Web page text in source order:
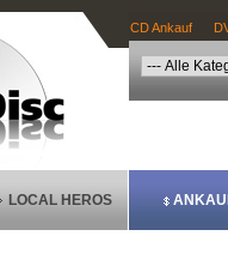
CD Ankauf
LOCAL HEROS